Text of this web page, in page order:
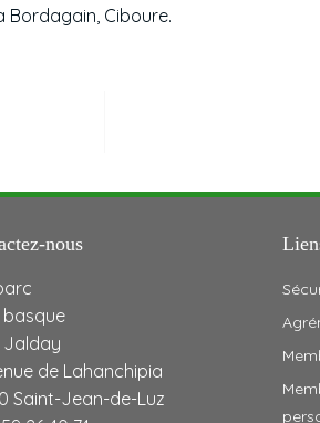
Bordagain, Ciboure.
nous
basque
Jalday
de Lahanchipia
Saint-Jean-de-Luz